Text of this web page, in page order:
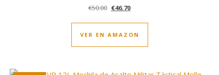
€50.00 El precio original era: €50.00.
€46.70El precio actual es: €46.70.
VER EN AMAZON